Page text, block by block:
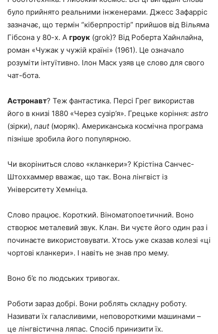
було прийнято реальними інженерами. Джесс Зафарріс
зазначає, що термін “кіберпростір” прийшов від Вільяма
Гібсона у 80-х. А гроук (grok)? Від Роберта Хайнлайна,
роман «Чужак у чужій країні» (1961). Це означало
розуміти інтуїтивно. Ілон Маск узяв це слово для свого
чат-бота.
Астронавт? Теж фантастика. Персі Грег використав
його в книзі 1880 «Через сузір’я». Грецьке коріння: astro
(зірки), naut(моряк). Американська космічна програма
пізніше зробила його популярною.
Чи вкоріниться слово «кланкери»? Крістіна Санчес-
Штоххаммер вважає, що так. Вона лінгвіст із
Університету Хемніца.
Слово працює. Короткий. Віноматопоетичний. Воно
створює металевий звук. Клан. Ви чуєте його один раз і
починаєте використовувати. Хтось уже сказав колезі «ці
чортові кланкери». І навіть не знав про мему.
Воно б’є по людських тривогах.
Роботи зараз добрі. Вони роблять складну роботу.
Називати їх галасливими, неповороткими машинами –
це лінгвістична ляпас. Спосіб принизити їх.